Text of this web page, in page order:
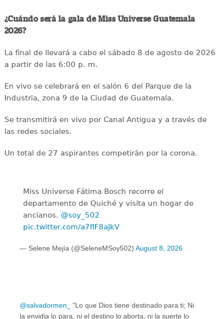
¿Cuándo será la gala de Miss Universe Guatemala
2026?
La final de llevará a cabo el sábado 8 de agosto de 2026
a partir de las 6:00 p. m.
En vivo se celebrará en el salón 6 del Parque de la
Industria, zona 9 de la Ciudad de Guatemala.
Se transmitirá en vivo por Canal Antigua y a través de
las redes sociales.
Un total de 27 aspirantes competirán por la corona.
Miss Universe Fátima Bosch recorre el
departamento de Quiché y visita un hogar de
ancianos. @soy_502
pic.twitter.com/a7fIF8aJkV
— Selene Mejía (@SeleneMSoy502) August 8, 2026
@salvadormen_
"Lo que Dios tiene destinado para ti; Ni
la envidia lo para, ni el destino lo aborta, ni la suerte lo